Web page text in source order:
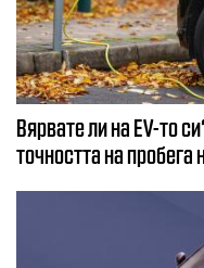
Вярвате ли на EV-то
точността на пробега